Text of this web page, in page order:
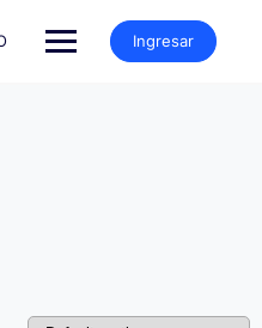
Ingresar